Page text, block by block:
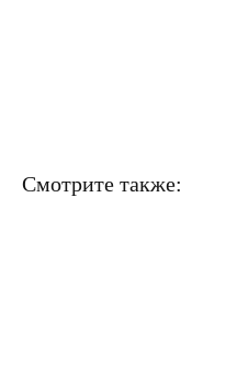
Смотрите также: